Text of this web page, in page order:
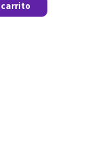
carrito